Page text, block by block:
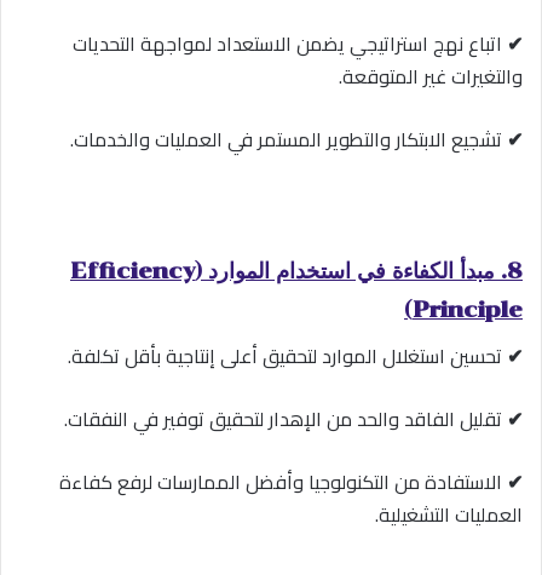
✔ اتباع نهج استراتيجي يضمن الاستعداد لمواجهة التحديات
والتغيرات غير المتوقعة.
✔ تشجيع الابتكار والتطوير المستمر في العمليات والخدمات.
8. مبدأ الكفاءة في استخدام الموارد (Efficiency
Principle)
✔ تحسين استغلال الموارد لتحقيق أعلى إنتاجية بأقل تكلفة.
✔ تقليل الفاقد والحد من الإهدار لتحقيق توفير في النفقات.
✔ الاستفادة من التكنولوجيا وأفضل الممارسات لرفع كفاءة
العمليات التشغيلية.